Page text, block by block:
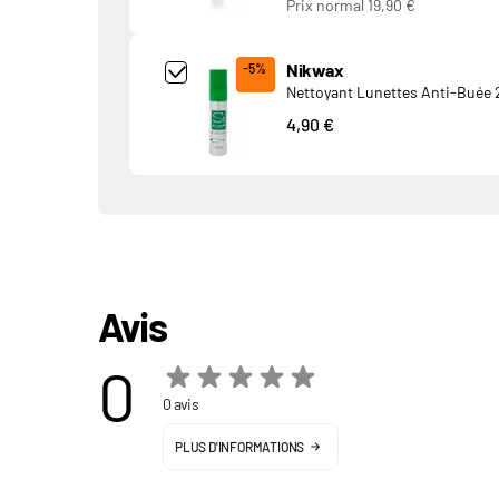
Prix normal 19,90 €
Add Product MjkwNDA= undefined
-5% Nikwax
Nettoyant Lunettes Anti-Buée
4,90 €
Avis
0 0 avis
PLUS D'INFORMATIONS